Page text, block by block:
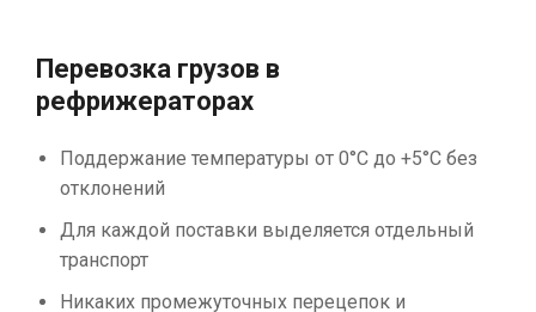
Перевозка грузов в
рефрижераторах
Поддержание температуры от 0°С до +5°С без
отклонений
Для каждой поставки выделяется отдельный
транспорт
Никаких промежуточных перецепок и